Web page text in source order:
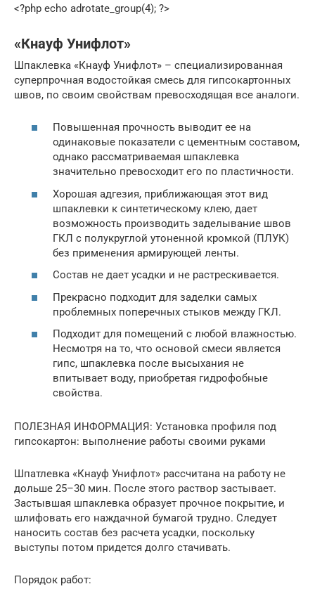
<?php echo adrotate_group(4); ?>
«Кнауф Унифлот»
Шпаклевка «Кнауф Унифлот» – специализированная
суперпрочная водостойкая смесь для гипсокартонных
швов, по своим свойствам превосходящая все аналоги.
Повышенная прочность выводит ее на
одинаковые показатели с цементным составом,
однако рассматриваемая шпаклевка
значительно превосходит его по пластичности.
Хорошая адгезия, приближающая этот вид
шпаклевки к синтетическому клею, дает
возможность производить заделывание швов
ГКЛ с полукруглой утоненной кромкой (ПЛУК)
без применения армирующей ленты.
Состав не дает усадки и не растрескивается.
Прекрасно подходит для заделки самых
проблемных поперечных стыков между ГКЛ.
Подходит для помещений с любой влажностью.
Несмотря на то, что основой смеси является
гипс, шпаклевка после высыхания не
впитывает воду, приобретая гидрофобные
свойства.
ПОЛЕЗНАЯ ИНФОРМАЦИЯ: Установка профиля под
гипсокартон: выполнение работы своими руками
Шпатлевка «Кнауф Унифлот» рассчитана на работу не
дольше 25–30 мин. После этого раствор застывает.
Застывшая шпаклевка образует прочное покрытие, и
шлифовать его наждачной бумагой трудно. Следует
наносить состав без расчета усадки, поскольку
выступы потом придется долго стачивать.
Порядок работ: